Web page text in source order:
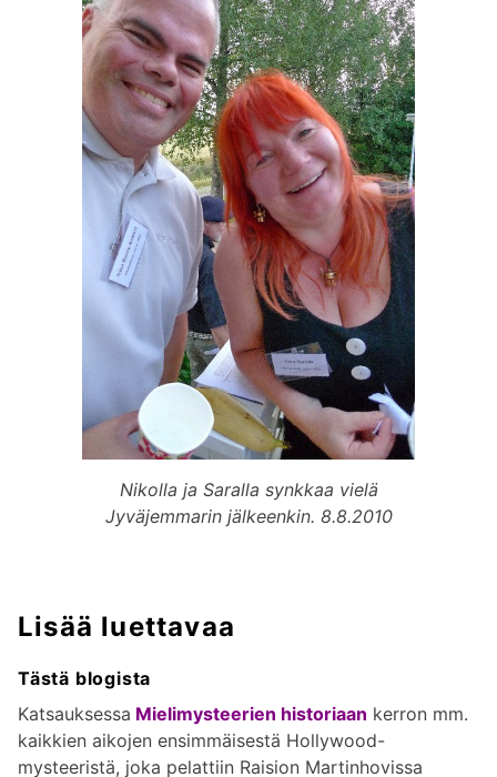
Nikolla ja Saralla synkkaa vielä
Jyväjemmarin jälkeenkin. 8.8.2010
Lisää luettavaa
Tästä blogista
Katsauksessa Mielimysteerien historiaan kerron mm.
kaikkien aikojen ensimmäisestä Hollywood-
mysteeristä, joka pelattiin Raision Martinhovissa